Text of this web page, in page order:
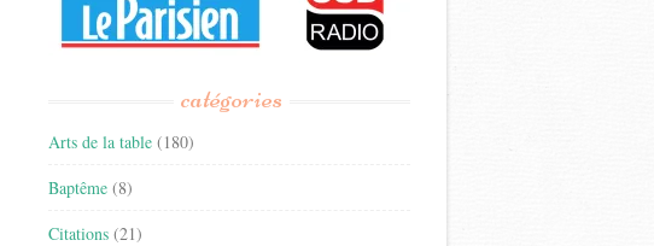
catégories
Arts de la table (180)
Baptême (8)
Citations (21)